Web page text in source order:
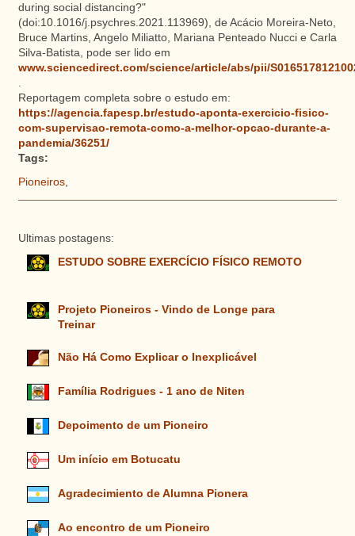
during social distancing?"
(doi:10.1016/j.psychres.2021.113969), de Acácio Moreira-Neto,
Bruce Martins, Angelo Miliatto, Mariana Penteado Nucci e Carla
Silva-Batista, pode ser lido em
www.sciencedirect.com/science/article/abs/pii/
Reportagem completa sobre o estudo em:
https://agencia.fapesp.br/estudo-aponta-exercicio-fisico-
com-supervisao-remota-como-a-melhor-opcao-durante-a-
pandemia/36251/
Tags:
Pioneiros,
Ultimas postagens:
ESTUDO SOBRE EXERCÍCIO FÍSICO REMOTO
Projeto Pioneiros - Vindo de Longe para
Treinar
Não Há Como Explicar o Inexplicável
Família Rodrigues - 1 ano de Niten
Depoimento de um Pioneiro
Um início em Botucatu
Agradecimiento de Alumna Pionera
Ao encontro de um Pioneiro